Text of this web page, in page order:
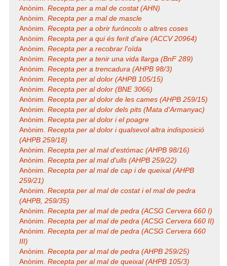
Anònim. Recepta per a mal de costat (AHN)
Anònim. Recepta per a mal de mascle
Anònim. Recepta per a obrir furóncols o altres coses
Anònim. Recepta per a qui és ferit d'aire (ACCV 20964)
Anònim. Recepta per a recobrar l'oïda
Anònim. Recepta per a tenir una vida llarga (BnF 289)
Anònim. Recepta per a trencadura (AHPB 98/3)
Anònim. Recepta per al dolor (AHPB 105/15)
Anònim. Recepta per al dolor (BNE 3066)
Anònim. Recepta per al dolor de les cames (AHPB 259/15)
Anònim. Recepta per al dolor dels pits (Mata d'Armanyac)
Anònim. Recepta per al dolor i el poagre
Anònim. Recepta per al dolor i qualsevol altra indisposició
(AHPB 259/18)
Anònim. Recepta per al mal d'estómac (AHPB 98/16)
Anònim. Recepta per al mal d'ulls (AHPB 259/22)
Anònim. Recepta per al mal de cap i de queixal (AHPB
259/21)
Anònim. Recepta per al mal de costat i el mal de pedra
(AHPB, 259/35)
Anònim. Recepta per al mal de pedra (ACSG Cervera 660 I)
Anònim. Recepta per al mal de pedra (ACSG Cervera 660 II)
Anònim. Recepta per al mal de pedra (ACSG Cervera 660
III)
Anònim. Recepta per al mal de pedra (AHPB 259/25)
Anònim. Recepta per al mal de queixal (AHPB 105/3)